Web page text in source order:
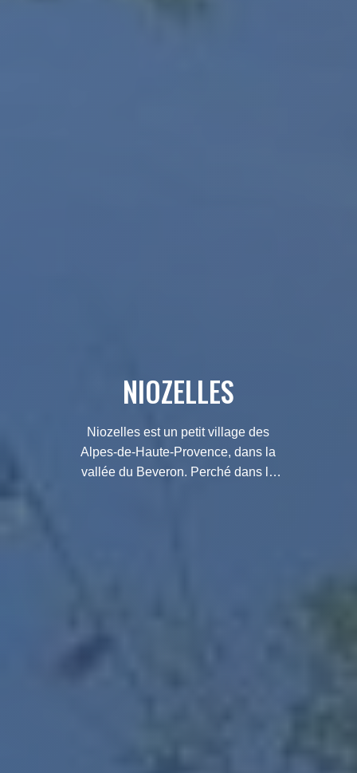
NIOZELLES
Niozelles est un petit village des
Alpes-de-Haute-Provence, dans la
vallée du Beveron. Perché dans le